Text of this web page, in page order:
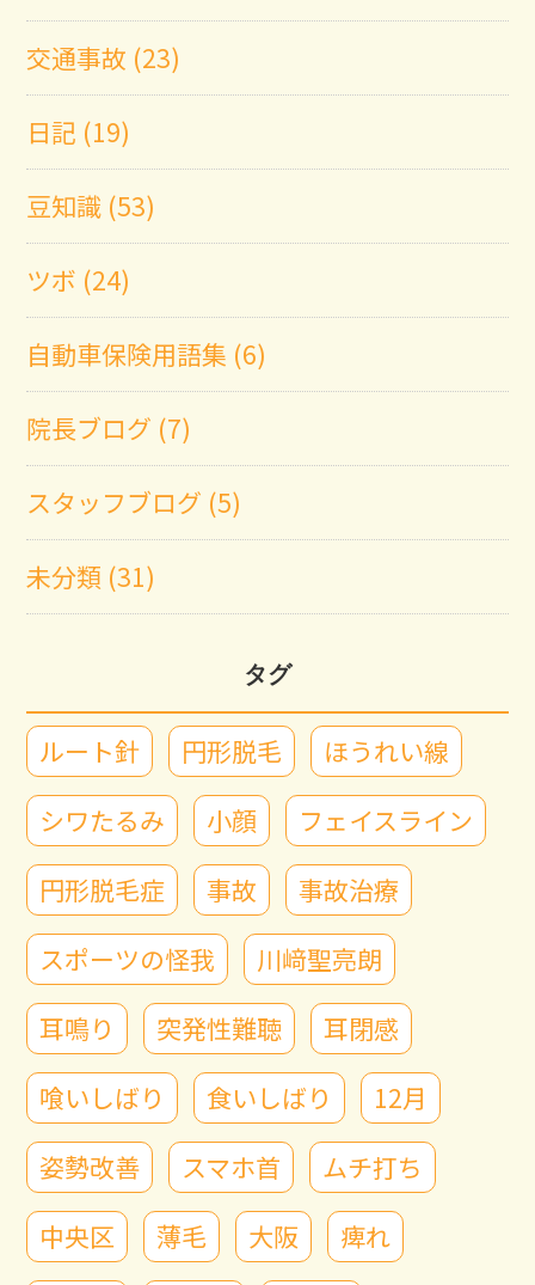
交通事故 (23)
日記 (19)
豆知識 (53)
ツボ (24)
自動車保険用語集 (6)
院長ブログ (7)
スタッフブログ (5)
未分類 (31)
タグ
ルート針 円形脱毛
ほうれい線
シワたるみ
小顔
フェイスライン
円形脱毛症
事故
事故治療
スポーツの怪我
川﨑聖亮朗
耳鳴り
突発性難聴
耳閉感
喰いしばり
食いしばり
12月
姿勢改善
スマホ首
ムチ打ち
中央区
薄毛 大阪
痺れ